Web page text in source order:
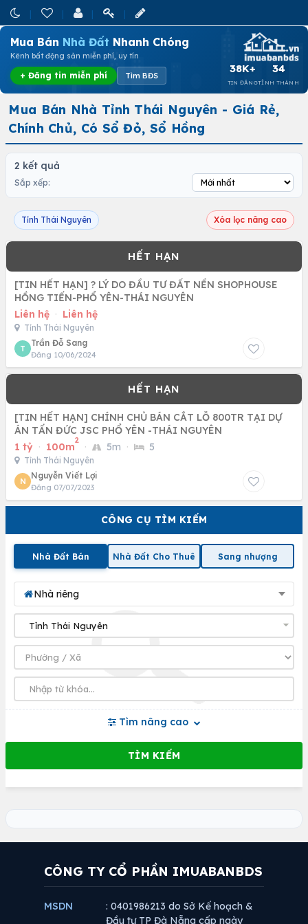
Mua Bán Nhà Đất Nhanh Chóng
Kênh bất động sản miễn phí, uy tín
+ Đăng tin miễn phí Tìm BĐS
38K+
TIN ĐĂNG
34
TỈNH THÀNH
CÔNG CỤ TÌM KIẾM
Nhà Đất Bán Nhà Đất Cho Thuê Sang nhượng
Nhà riêng
Tìm nâng cao
Mua Bán Nhà Tỉnh Thái Nguyên - Giá Rẻ,
Chính Chủ, Có Sổ Đỏ, Sổ Hồng
2 kết quả
Sắp xếp:
Tỉnh Thái Nguyên Xóa lọc nâng cao
[TIN HẾT HẠN] ? LÝ DO ĐẦU TƯ ĐẤT NỀN SHOPHOUSE
HỒNG TIẾN-PHỔ YÊN-THÁI NGUYÊN
Liên hệ · Liên hệ
Tỉnh Thái Nguyên
T
Trần Đỗ Sang
Đăng 10/06/2024
[TIN HẾT HẠN] CHÍNH CHỦ BÁN CẮT LỖ 800TR TẠI DỰ
ÁN TẤN ĐỨC JSC PHỔ YÊN -THÁI NGUYÊN
1 tỷ · 100m
2
· 5m · 5
Tỉnh Thái Nguyên
N
Nguyễn Viết Lợi
Đăng 07/07/2023
CÔNG TY CỔ PHẦN IMUABANBDS
MSDN
: 0401986213 do Sở Kế hoạch &
Đầu tư TP Đà Nẵng cấp ngày